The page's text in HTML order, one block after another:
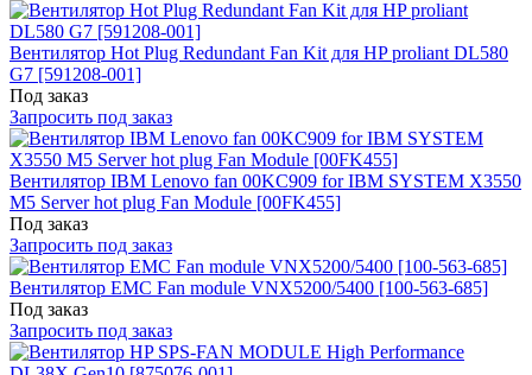
Вентилятор Hot Plug Redundant Fan Kit для HP proliant DL580
G7 [591208-001]
Под заказ
Запросить под заказ
Вентилятор IBM Lenovo fan 00KC909 for IBM SYSTEM X3550
M5 Server hot plug Fan Module [00FK455]
Под заказ
Запросить под заказ
Вентилятор EMC Fan module VNX5200/5400 [100-563-685]
Под заказ
Запросить под заказ